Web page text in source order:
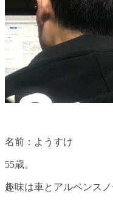
名前：ようすけ
55歳。
趣味は車とアルペンス